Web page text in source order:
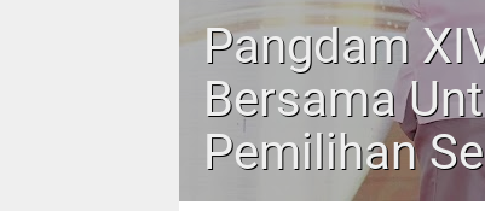
Pangdam
Bersama
Pemilihan